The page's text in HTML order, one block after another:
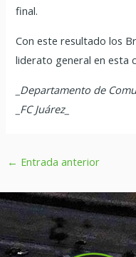
final.
Con este resultado los
liderato general en esta
_Departamento de
_FC Juárez_
← Entrada anterior